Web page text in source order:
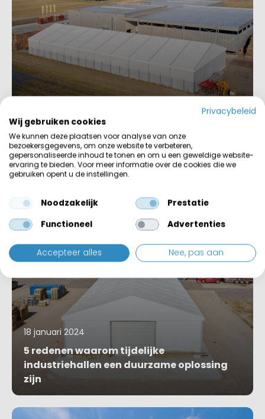
De functies van een tijdelijke industriehal
Blog bekijken
18 januari 2024
5 redenen waarom tijdelijke
industriehallen een duurzame oplossing
zijn
Privacybeleid
Wij gebruiken cookies
We kunnen deze plaatsen voor analyse van onze
bezoekersgegevens, om onze website te verbeteren,
gepersonaliseerde inhoud te tonen en om u een geweldige website-
ervaring te bieden. Voor meer informatie over de cookies die we
gebruiken opent u de instellingen.
Noodzakelijk
Prestatie
Functioneel
Advertenties
Accepteer alles Nee, pas aan